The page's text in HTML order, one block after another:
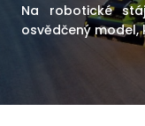
Na robotické
osvědčený